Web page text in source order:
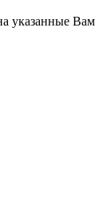
указанные